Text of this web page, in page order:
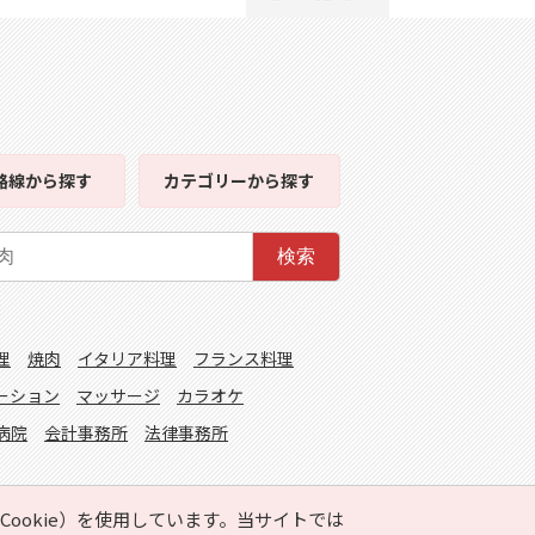
）を使用しています。当サイトでは
線から探す カテゴリーから探す
検索
焼肉 イタリア料理
フランス料理
ション マッサージ
カラオケ
院 会計事務所 法律事務所